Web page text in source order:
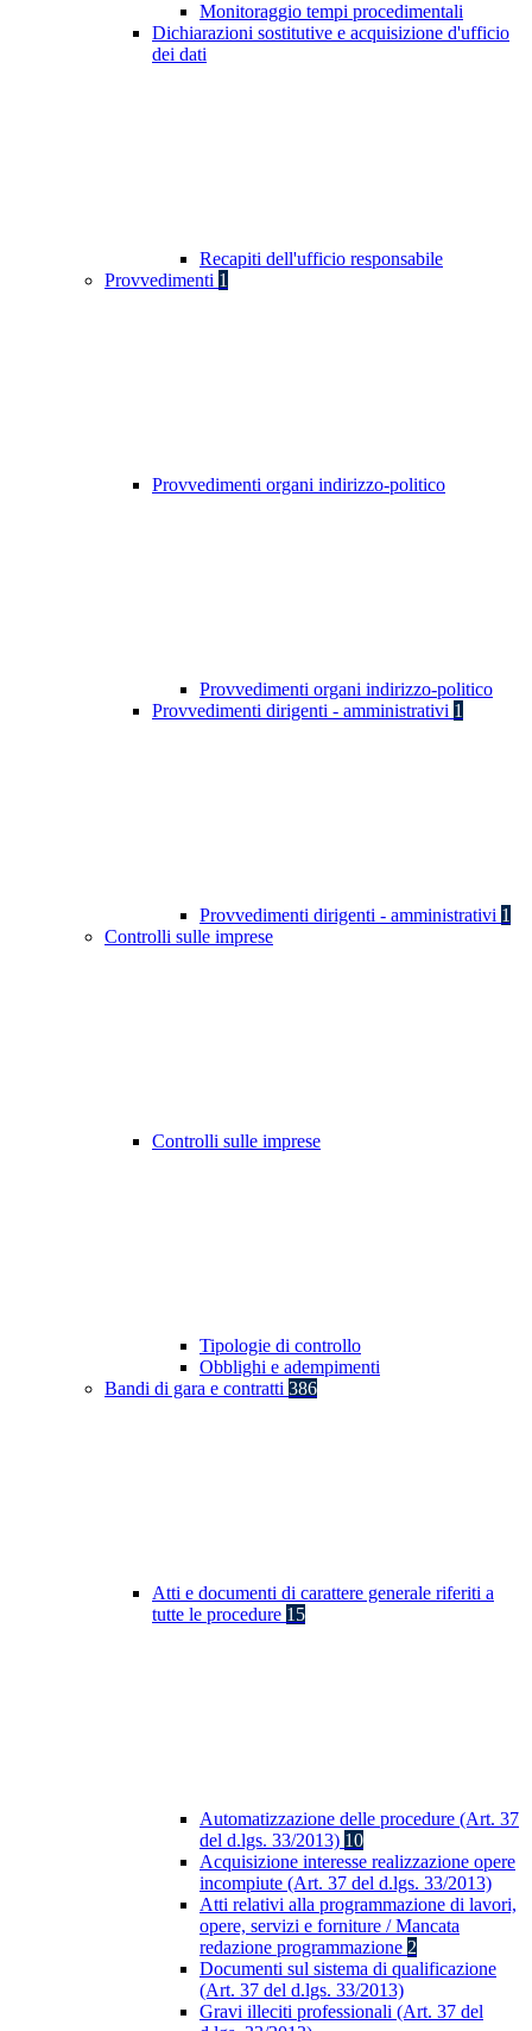
Monitoraggio tempi procedimentali
Dichiarazioni sostitutive e acquisizione d'ufficio
dei dati
Recapiti dell'ufficio responsabile
Provvedimenti 1
Provvedimenti organi indirizzo-politico
Provvedimenti organi indirizzo-politico
Provvedimenti dirigenti - amministrativi 1
Provvedimenti dirigenti - amministrativi 1
Controlli sulle imprese
Controlli sulle imprese
Tipologie di controllo
Obblighi e adempimenti
Bandi di gara e contratti 386
Atti e documenti di carattere generale riferiti a
tutte le procedure 15
Automatizzazione delle procedure (Art. 37
del d.lgs. 33/2013) 10
Acquisizione interesse realizzazione opere
incompiute (Art. 37 del d.lgs. 33/2013)
Atti relativi alla programmazione di lavori,
opere, servizi e forniture / Mancata
redazione programmazione 2
Documenti sul sistema di qualificazione
(Art. 37 del d.lgs. 33/2013)
Gravi illeciti professionali (Art. 37 del